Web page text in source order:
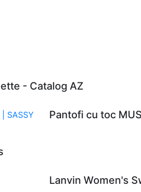
- Catalog AZ
Pantofi cu toc
Lanvin Women's